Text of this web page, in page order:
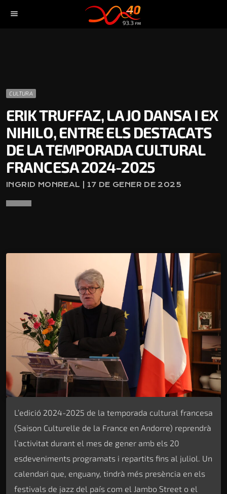
menu
CULTURA
ERIK TRUFFAZ, LA JO DANSA I EX
NIHILO, ENTRE ELS DESTACATS
DE LA TEMPORADA CULTURAL
FRANCESA 2024-2025
INGRID MONREAL | 17 DE GENER DE 2025
L’edició 2024-2025 de la temporada cultural francesa
(Saison Culturelle de la France en Andorre) reprendrà
l’activitat durant el mes de gener amb els 20
esdeveniments programats i repartits fins al juliol. Un
calendari que, enguany, tindrà més presència en els
festivals de jazz del país com el Jambo Street o el